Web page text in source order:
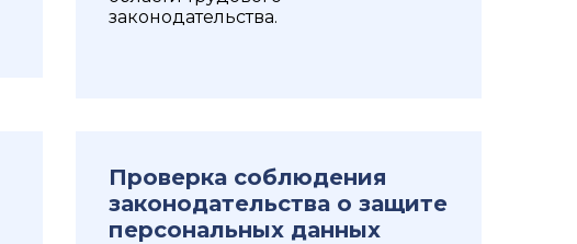
законодательства.
Проверка соблюдения
законодательства о защите
персональных данных